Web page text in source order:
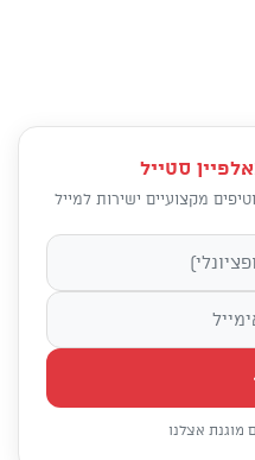
סטייל
מקצועיים ישירות למייל
מוגנת אצלנו